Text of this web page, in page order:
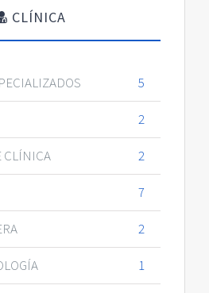
CLÍNICA
5
2
CLÍNICA 2
7
2
1